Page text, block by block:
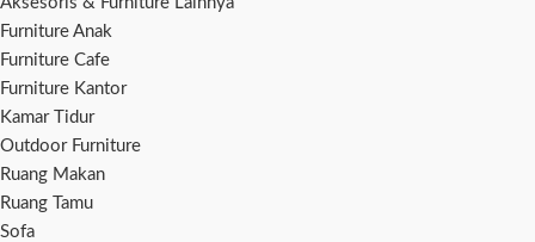
Furniture Anak
Furniture Cafe
Furniture Kantor
Kamar Tidur
Outdoor Furniture
Ruang Makan
Ruang Tamu
Sofa